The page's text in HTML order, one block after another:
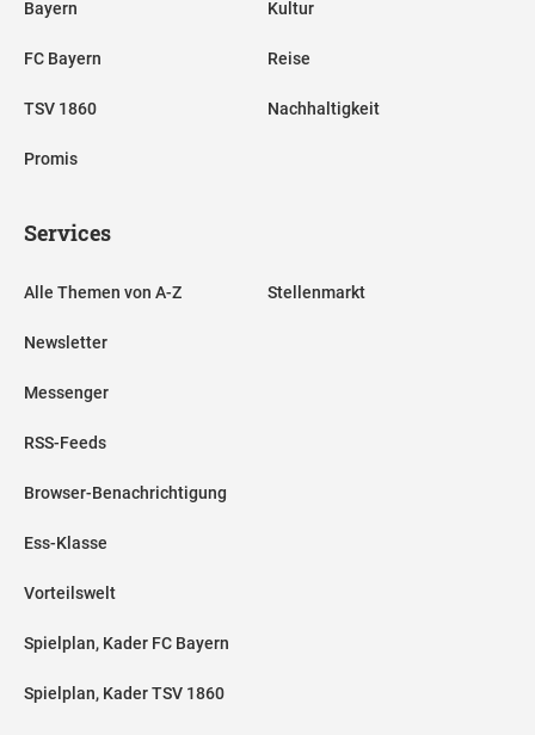
Bayern
FC Bayern
TSV 1860
Promis
Kultur
Reise
Nachhaltigkeit
Services
Alle Themen von A-Z
Newsletter
Messenger
RSS-Feeds
Browser-Benachrichtigung
Ess-Klasse
Vorteilswelt
Spielplan, Kader FC Bayern
Spielplan, Kader TSV 1860
Stellenmarkt